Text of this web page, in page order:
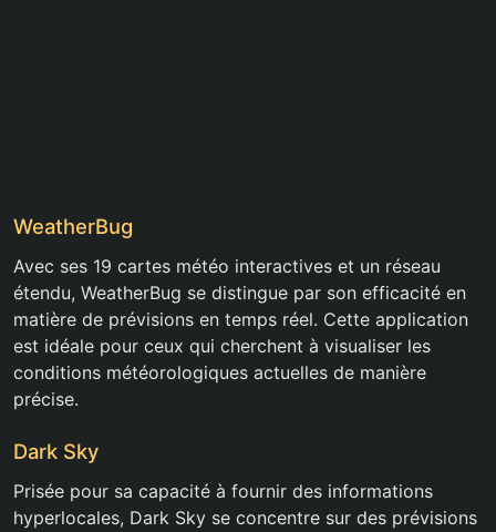
WeatherBug
Avec ses 19 cartes météo interactives et un réseau
étendu, WeatherBug se distingue par son efficacité en
matière de prévisions en temps réel. Cette application
est idéale pour ceux qui cherchent à visualiser les
conditions météorologiques actuelles de manière
précise.
Dark Sky
Prisée pour sa capacité à fournir des informations
hyperlocales, Dark Sky se concentre sur des prévisions